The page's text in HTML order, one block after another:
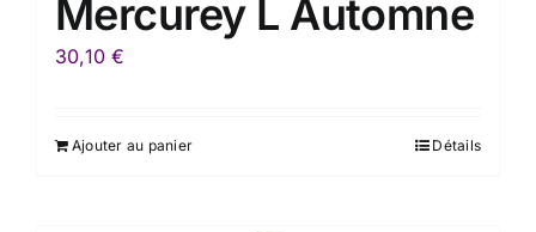
Mercurey L Automne
30,10€
Ajouter au panier Détails